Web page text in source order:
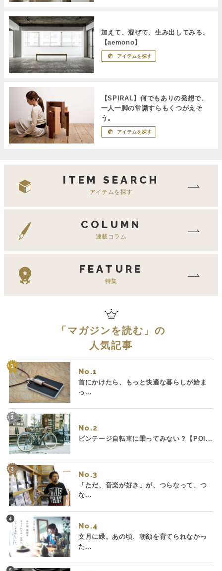
加えて、混ぜて、生み出してみる。
【aemono】
アイテムを探す
【SPIRAL】何でもありの発想で、
一人一脚の常識すらもくつがえそ
う。
アイテムを探す
ITEM SEARCH
アイテムを探す
COLUMN
連載コラム
FEATURE
特集
「マガジンを読む 」の
人気記事
No.
首にかけたら、もっと快適な暮らしが始ま
っ...
No.
ビンテージ自転車に乗ってみない？【POI...
No.
「ただ、音楽が好き」が、つらなって、つ
な...
No.
文月に緑。あの頃、朝顔を育てられなかっ
た...